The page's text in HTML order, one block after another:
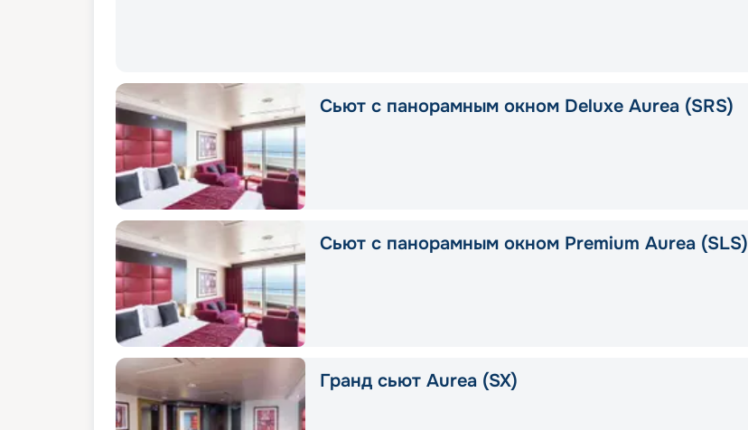
Сьют с панорамным окном Deluxe Aurea (SRS)
Сьют с панорамным окном Premium Aurea (SLS)
Гранд сьют Aurea (SX)